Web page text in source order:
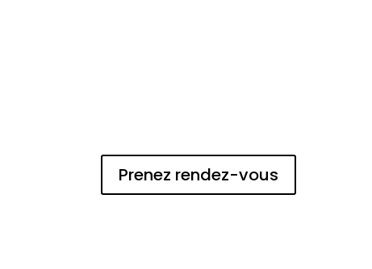
Prenez rendez-vous